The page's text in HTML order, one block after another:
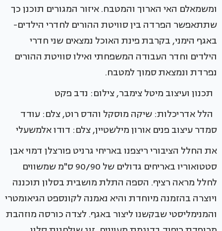
ומשמאלם האי הארוך והמטבח. איזור המגורים תוכנן כך
שתתאפשר הפרדה בין סוויטת ההורים לחדרי הילדים-
באגף הימני, בקרבת פינת האוכל נמצאים שני חדרי
הילדים וחדר העבודה המשפחתי ואילו סוויטת ההורים
נפרדת ונמצאת סמוך למטבח.
תכנון ועיצוב מיטל צימבר, צילום: נדב פקט
הלל אדריכלות: שיקה מוסקל והדס רוט, צלם: עודד
סמדר עיצוב פנים אורון מילשטיין, צלם: דודו אלמשעלי
את החלל הציבורי ריצפנו באריחי גרניט פורצלן דמוי אבן
סטטואוריו באריחים גדולים של 90/90 ס"מ שמשווים
לחלל מראה רציף. הספה התלת מושבית בסלון תוכננה
ויוצרה בהזמנה מיוחדת והיא נאמנה לקונספט הגיאומטרי
והמנימליסטי שבקשנו ליצור באגף. לצדה כורסה מוזהבת